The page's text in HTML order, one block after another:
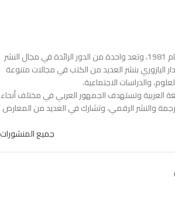
دار نشر أردنية تأسست في عام 1981، وتعد واحدة من الدور الرائدة في مجال النشر
اليازوري بنشر العديد من الكتب في مجالات متنوعة
والدراسات الاجتماعية.
العربية وتستهدف الجمهور العربي في مختلف أنحاء
والنشر الرقمي، وتشارك في العديد من المعارض
جميع المنشورات